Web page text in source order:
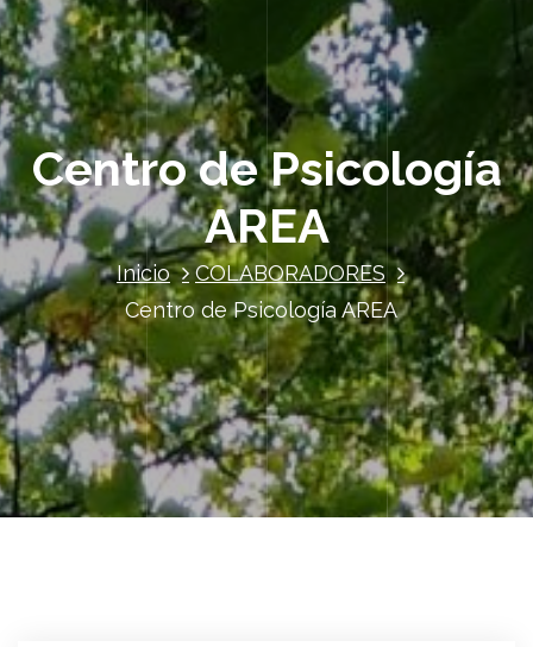
n
i
d
o
Centro de Psicología
AREA
Inicio
COLABORADORES
Centro de Psicología AREA